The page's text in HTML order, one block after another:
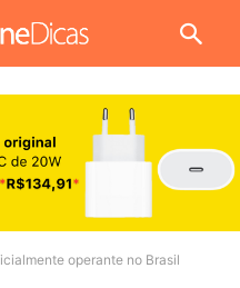
operante no Brasil